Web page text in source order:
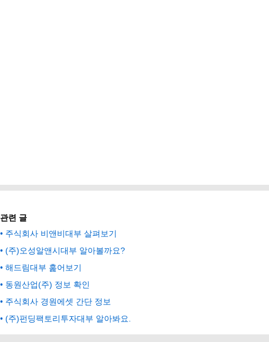
관련 글
주식회사 비앤비대부 살펴보기
(주)오성알앤시대부 알아볼까요?
해드림대부 훑어보기
동원산업(주) 정보 확인
주식회사 경원에셋 간단 정보
(주)펀딩팩토리투자대부 알아봐요.